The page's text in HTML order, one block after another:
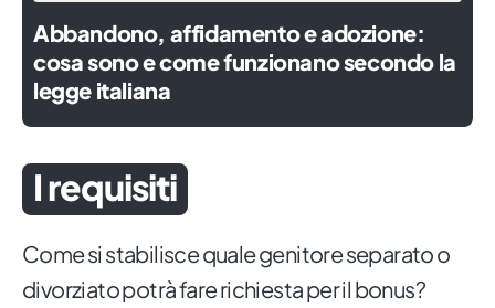
Abbandono, affidamento e adozione:
cosa sono e come funzionano secondo la
legge italiana
I requisiti
Come si stabilisce quale genitore separato o
divorziato potrà fare richiesta per il bonus?